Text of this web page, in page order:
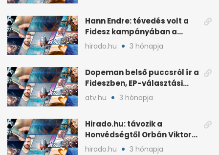
Hann Endre: tévedés volt a
Fidesz kampányában a
háborús veszély
hirado.hu 3 hónapja
Dopeman belső puccsról ír a
Fideszben, EP-választási
árral
atv.hu 3 hónapja
Hirado.hu: távozik a
Honvédségtől Orbán Viktor
fia, Orbán Gáspár
hirado.hu 3 hónapja